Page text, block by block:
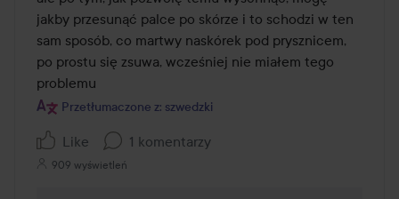
30 ml
jakby przesunąć palce po skórze i to schodzi w ten
sam sposób, co martwy naskórek pod prysznicem,
po prostu się zsuwa, wcześniej nie miałem tego
problemu
Przetłumaczone z: szwedzki
Like 1 komentarzy
909 wyświetleń